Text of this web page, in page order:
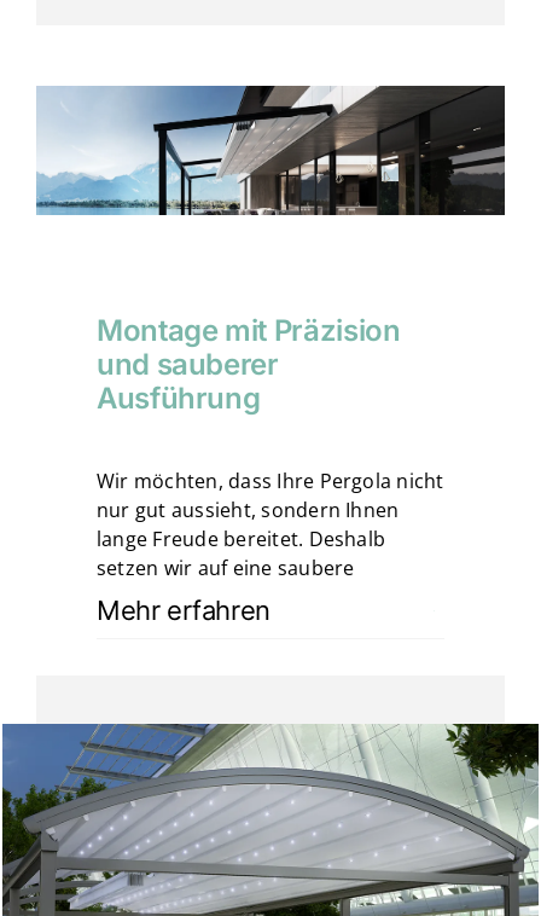
Montage mit Präzision
und sauberer
Ausführung
Wir möchten, dass Ihre Pergola nicht
nur gut aussieht, sondern Ihnen
lange Freude bereitet. Deshalb
setzen wir auf eine saubere
Mehr erfahren